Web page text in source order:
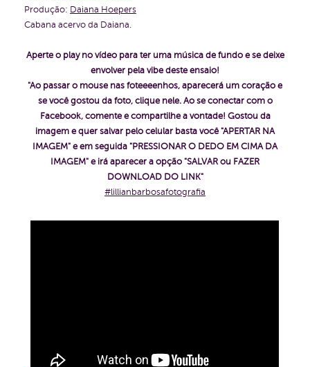
Produção: Daiana Hoepers
Cabana acervo da Daiana.
Aperte o play no vídeo para ter uma música de fundo e se deixe
envolver pela vibe deste ensaio!
"Ao passar o mouse nas foteeeenhos, aparecerá um coração e
se você gostou da foto, clique nele. Ao se conectar com o
Facebook, comente e compartilhe a vontade! Gostou da
imagem e quer salvar pelo celular basta você "APERTAR NA
IMAGEM" e em seguida "PRESSIONAR O DEDO EM CIMA DA
IMAGEM" e irá aparecer a opção "SALVAR ou FAZER
DOWNLOAD DO LINK"
#lillianbarbosafotografia